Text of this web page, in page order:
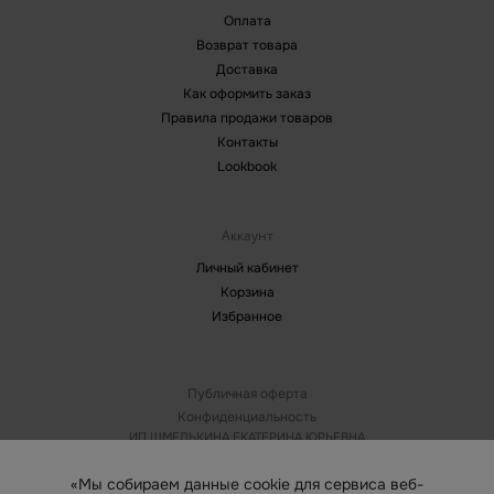
Оплата
Возврат товара
Доставка
Как оформить заказ
Правила продажи товаров
Контакты
Lookbook
Аккаунт
Личный кабинет
Корзина
Избранное
ИП ШМЕЛЬКИНА ЕКАТЕРИНА ЮРЬЕВНА
Публичная оферта
Конфиденциальность
«Мы собираем данные cookie для сервиса веб-